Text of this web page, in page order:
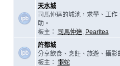
天水城
司馬仲達的城池，求學、工
助。
板主：
司馬仲達, Pearltea
許都城
分享飲食、烹飪、旅遊、攝影
板主： 懶蛇